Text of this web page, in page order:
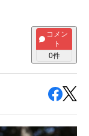
コメン
ト
0件